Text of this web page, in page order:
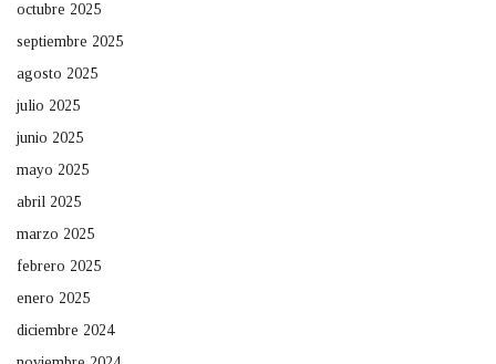
octubre 2025
septiembre 2025
agosto 2025
julio 2025
junio 2025
mayo 2025
abril 2025
marzo 2025
febrero 2025
enero 2025
diciembre 2024